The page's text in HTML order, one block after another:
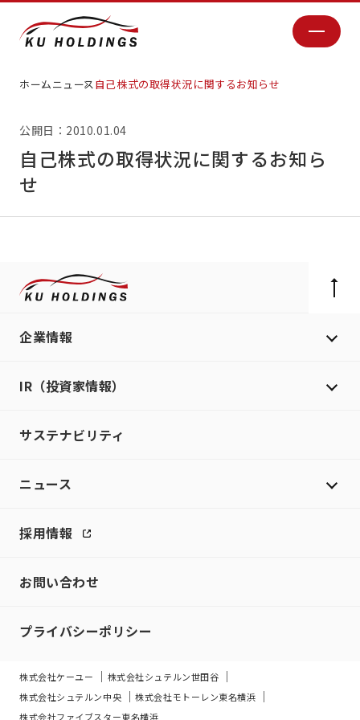
ホームニュース自己株式の取得状況に関するお知らせ
公開日：2010.01.04
自己株式の取得状況に関するお知ら
せ
企業情報
IR（投資家情報）
サステナビリティ
ニュース
採用情報
お問い合わせ
プライバシーポリシー
株式会社ケーユー
株式会社シュテルン世田谷
株式会社シュテルン中央
株式会社モトーレン東名横浜
株式会社ファイブスター東名横浜